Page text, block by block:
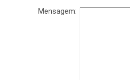
Mensagem: